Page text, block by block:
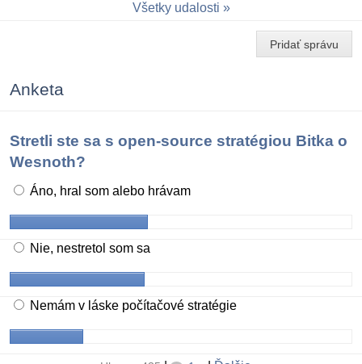
Všetky udalosti
Pridať správu
Anketa
Stretli ste sa s open-source stratégiou Bitka o
Wesnoth?
Áno, hral som alebo hrávam
Nie, nestretol som sa
Nemám v láske počítačové stratégie